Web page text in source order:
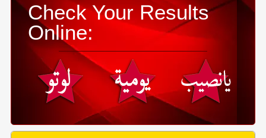
Check Your Results
Online: